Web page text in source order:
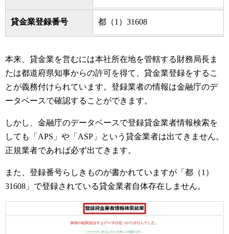
貸金業登録番号 都（1）31608
本来、貸金業を営むには本社所在地を管轄する財務局長ま
たは都道府県知事からの許可を得て、貸金業登録をするこ
とが義務付けられています。登録業者の情報は金融庁のデ
ータベースで確認することができます。
しかし、金融庁のデータベースで登録貸金業者情報検索を
しても「APS」や「ASP」という貸金業者は出てきません。
正規業者であれば必ず出てきます。
また、登録番号らしきものが書かれていますが「都（1）
31608」で登録されている貸金業者自体存在しません。